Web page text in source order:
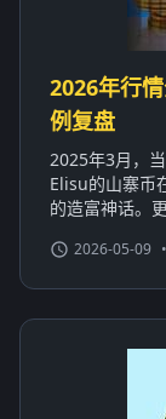
2026年行
例复盘
2025年3月，
Elisu的山寨币
的造富神话。
2026-05-09 •